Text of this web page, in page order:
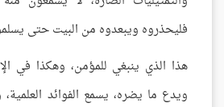
فليحذروه ويبعدوه من البيت حتى
هذا الذي ينبغي للمؤمن، وهكذا في
ويدع ما يضره، يسمع الفوائد العلمية،